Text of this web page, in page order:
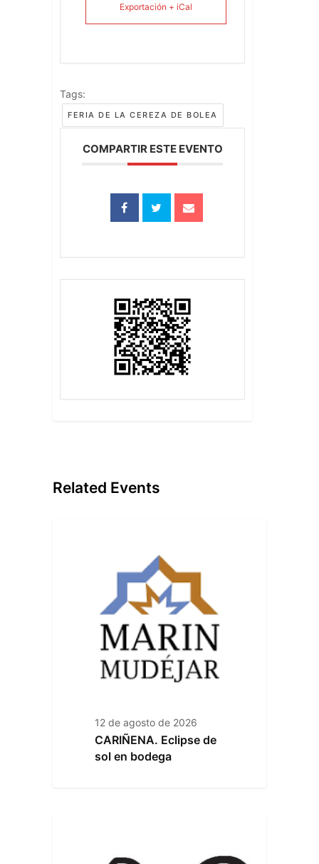
Exportación + iCal
Tags:
FERIA DE LA CEREZA DE BOLEA
COMPARTIR ESTE EVENTO
Related Events
12 de agosto de 2026
CARIÑENA. Eclipse de
sol en bodega